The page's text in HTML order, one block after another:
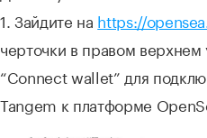
1. Зайдите на https://
черточки в правом верхнем
“Connect wallet” для
Tangem к платформе